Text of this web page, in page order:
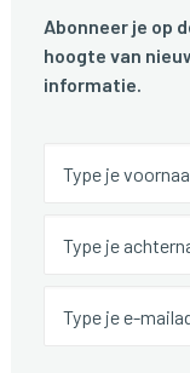
Abonneer je op
hoogte van
informatie.